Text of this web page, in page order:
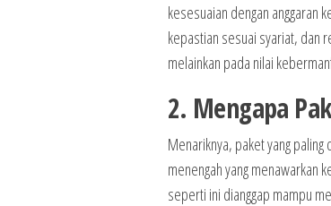
kesesuaian dengan anggaran
kepastian sesuai syariat, dan
melainkan pada nilai
2. Mengapa
Menariknya, paket yang
menengah yang menawarkan
seperti ini dianggap mampu